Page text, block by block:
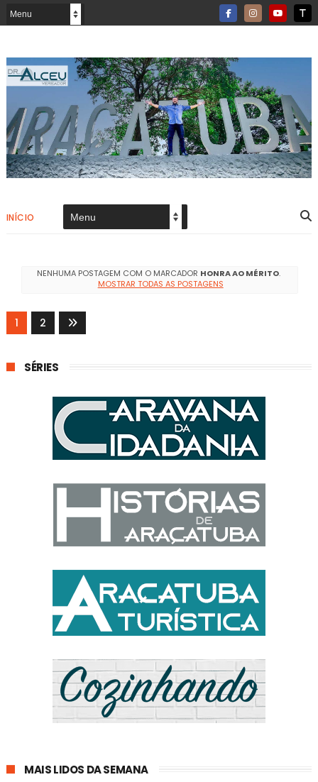
INÍCIO
NENHUMA POSTAGEM COM O MARCADOR HONRA AO MÉRITO.
MOSTRAR TODAS AS POSTAGENS
1 2
SÉRIES
MAIS LIDOS DA SEMANA